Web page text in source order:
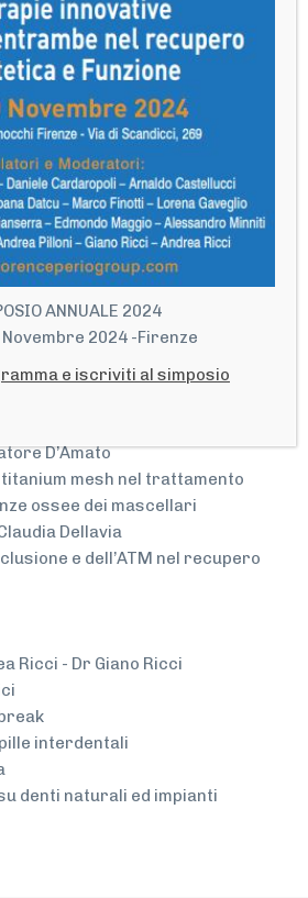
partecipanti
Ricci - Dr Giano Ricci
endodontica, parodontale e
profondo
fra terapia parodontale avanzata
per la soluzione di problemi
dal punto di vista estetico:
alla pratica clinica
Masiero
D’Amato
mesh nel trattamento
ossee dei mascellari
Dellavia
e dell’ATM nel recupero
Ricci - Dr Giano Ricci
interdentali
denti naturali ed impianti
ANNUALE 2024
2024 -Firenze
e iscriviti al simposio